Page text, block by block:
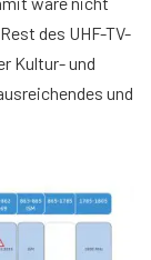
des UHF-TV-
Kultur- und
und